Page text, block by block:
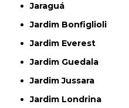
Jaraguá
Jardim Bonfiglioli
Jardim Everest
Jardim Guedala
Jardim Jussara
Jardim Londrina